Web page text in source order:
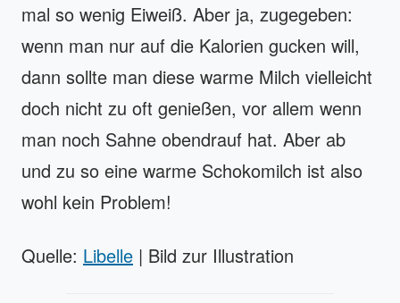
mal so wenig Eiweiß. Aber ja, zugegeben:
wenn man nur auf die Kalorien gucken will,
dann sollte man diese warme Milch vielleicht
doch nicht zu oft genießen, vor allem wenn
man noch Sahne obendrauf hat. Aber ab
und zu so eine warme Schokomilch ist also
wohl kein Problem!
Quelle: Libelle | Bild zur Illustration